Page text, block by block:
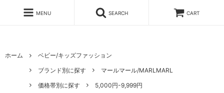
MENU SEARCH CART
ホーム
ベビー/キッズファッション
ブランド別に探す
マールマール/MARLMARL
価格帯別に探す
5,000円-9,999円